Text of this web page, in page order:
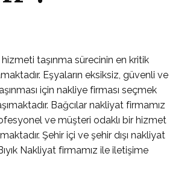
hizmeti taşınma sürecinin en kritik
Eşyaların eksiksiz, güvenli ve
için nakliye firması seçmek
Bağcılar nakliyat firmamız
ve müşteri odaklı bir hizmet
Şehir içi ve şehir dışı nakliyat
Nakliyat firmamız ile iletişime